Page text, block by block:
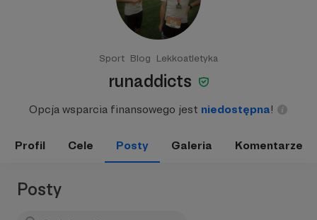
Sport Blog Lekkoatletyka
runaddicts
Opcja wsparcia finansowego jest niedostępna!
Profil Cele Posty Galeria Komentarze
Posty